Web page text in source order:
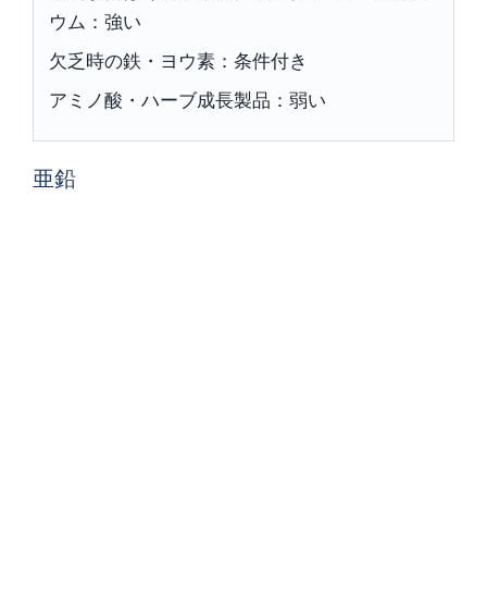
ウム：強い
欠乏時の鉄・ヨウ素：条件付き
アミノ酸・ハーブ成長製品：弱い
亜鉛